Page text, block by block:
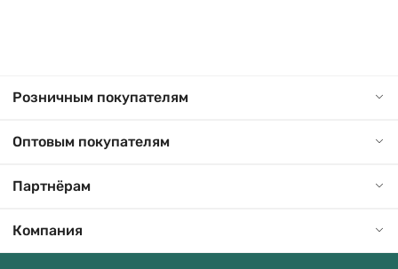
Розничным покупателям
Оптовым покупателям
Партнёрам
Компания